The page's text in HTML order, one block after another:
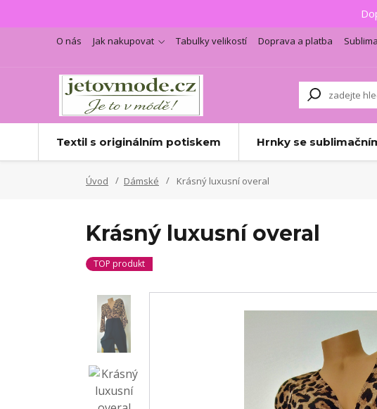
O nás Jak nakupovat Tabulky velikostí Doprava a platba
Textil s originálním potiskem Hrnky se
Úvod Dámské Krásný luxusní overal
Krásný luxusní overal
TOP produkt